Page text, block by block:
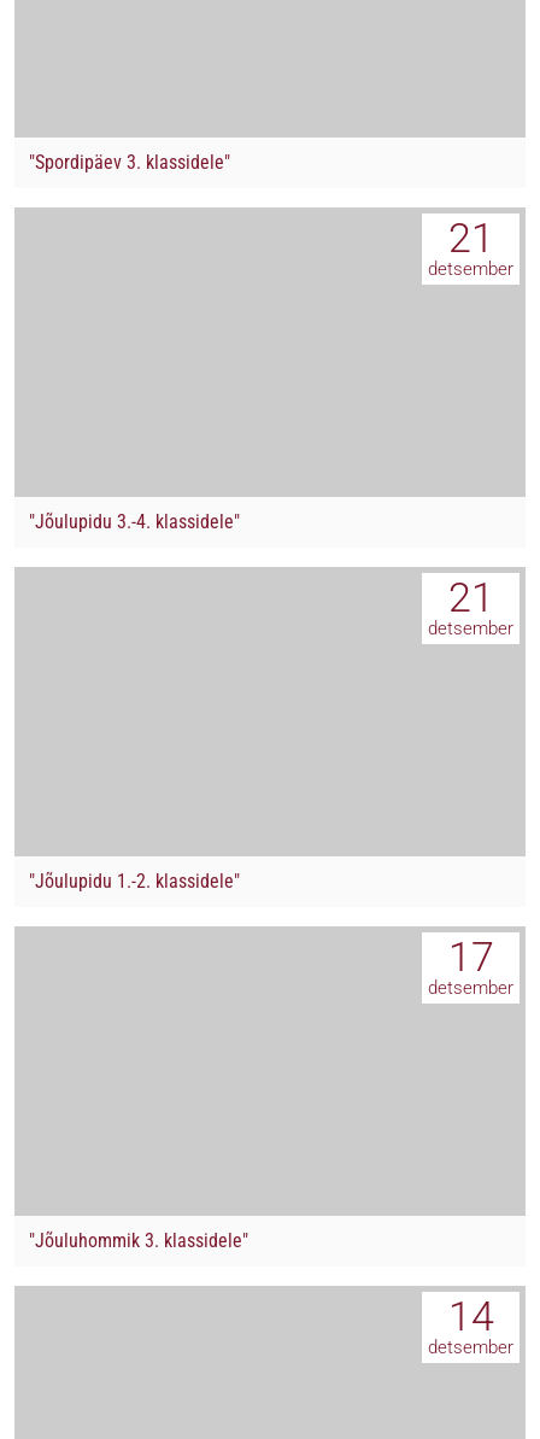
"Spordipäev 3. klassidele"
21
detsember
"Jõulupidu 3.-4. klassidele"
21
detsember
"Jõulupidu 1.-2. klassidele"
17
detsember
"Jõuluhommik 3. klassidele"
14
detsember